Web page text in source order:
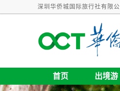
深圳华侨城国际旅行社有限
首页 出境游